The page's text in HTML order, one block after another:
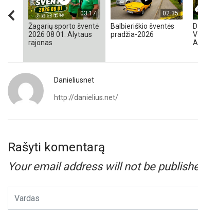
03:17
Žagarių sporto šventė
2026 08 01. Alytaus
rajonas
02:35
Balbieriškio šventės
pradžia-2026
Danieliusnet
http://danielius.net/
Rašyti komentarą
Your email address will not be